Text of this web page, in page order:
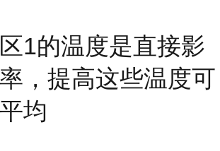
1的温度是直接影
，提高这些温度可
均